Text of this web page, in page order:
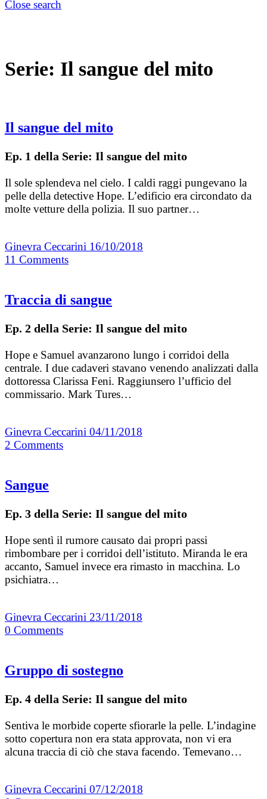
Close search
Serie: Il sangue del mito
Il sangue del mito
Ep. 1 della Serie: Il sangue del mito
Il sole splendeva nel cielo. I caldi raggi pungevano la
pelle della detective Hope. L’edificio era circondato da
molte vetture della polizia. Il suo partner…
Ginevra Ceccarini 16/10/2018
11 Comments
Traccia di sangue
Ep. 2 della Serie: Il sangue del mito
Hope e Samuel avanzarono lungo i corridoi della
centrale. I due cadaveri stavano venendo analizzati dalla
dottoressa Clarissa Feni. Raggiunsero l’ufficio del
commissario. Mark Tures…
Ginevra Ceccarini 04/11/2018
2 Comments
Sangue
Ep. 3 della Serie: Il sangue del mito
Hope sentì il rumore causato dai propri passi
rimbombare per i corridoi dell’istituto. Miranda le era
accanto, Samuel invece era rimasto in macchina. Lo
psichiatra…
Ginevra Ceccarini 23/11/2018
0 Comments
Gruppo di sostegno
Ep. 4 della Serie: Il sangue del mito
Sentiva le morbide coperte sfiorarle la pelle. L’indagine
sotto copertura non era stata approvata, non vi era
alcuna traccia di ciò che stava facendo. Temevano…
Ginevra Ceccarini 07/12/2018